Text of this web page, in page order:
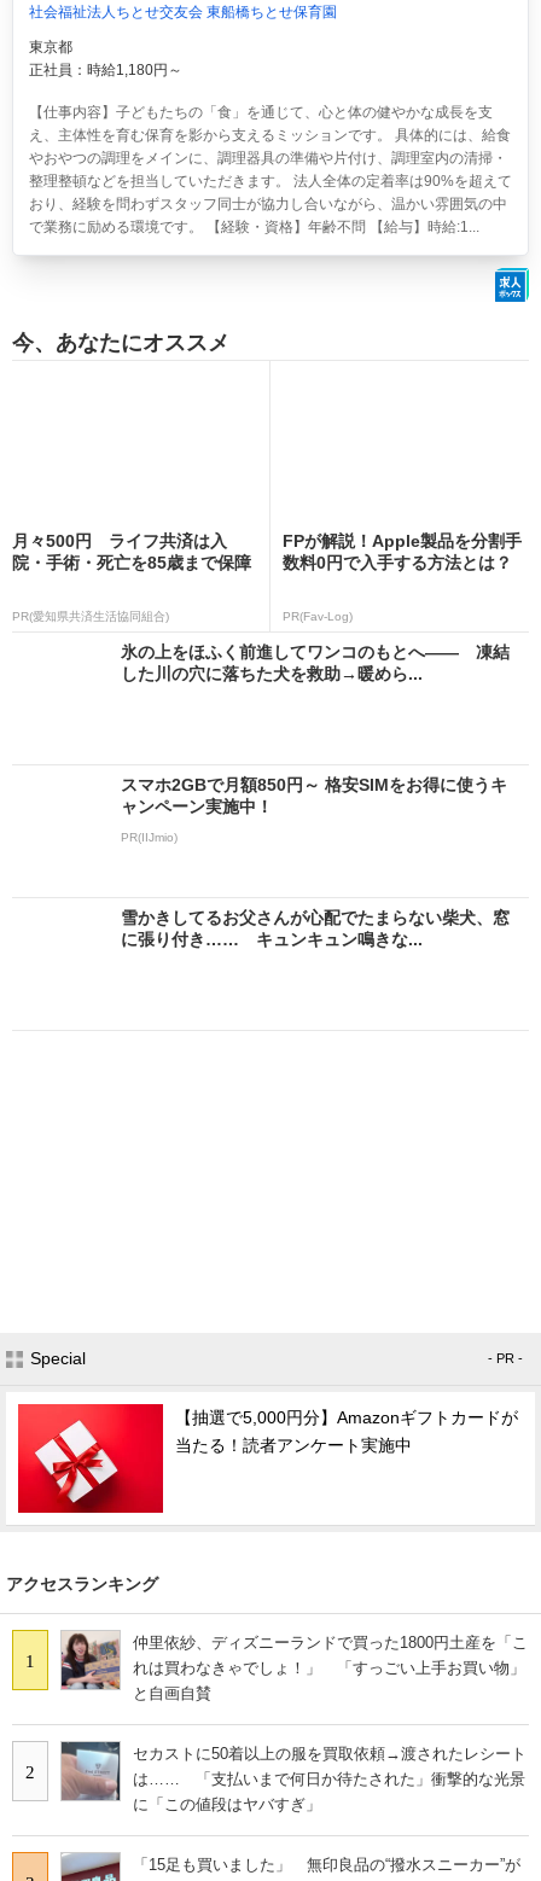
社会福祉法人ちとせ交友会 東船橋ちとせ保育園
東京都
正社員：時給1,180円～
【仕事内容】子どもたちの「食」を通じて、心と体の健やかな成長を支
え、主体性を育む保育を影から支えるミッションです。 具体的には、給食
やおやつの調理をメインに、調理器具の準備や片付け、調理室内の清掃・
整理整頓などを担当していただきます。 法人全体の定着率は90%を超えて
おり、経験を問わずスタッフ同士が協力し合いながら、温かい雰囲気の中
で業務に励める環境です。 【経験・資格】年齢不問 【給与】時給:1...
今、あなたにオススメ
月々500円 ライフ共済は入
院・手術・死亡を85歳まで保障
PR(愛知県共済生活協同組合)
FPが解説！Apple製品を分割手
数料0円で入手する方法とは？
PR(Fav-Log)
氷の上をほふく前進してワンコのもとへ―― 凍結
した川の穴に落ちた犬を救助→暖めら...
スマホ2GBで月額850円～ 格安SIMをお得に使うキ
ャンペーン実施中！
PR(IIJmio)
雪かきしてるお父さんが心配でたまらない柴犬、窓
に張り付き…… キュンキュン鳴きな...
Special - PR -
【抽選で5,000円分】Amazonギフトカードが
当たる！読者アンケート実施中
アクセスランキング
1
仲里依紗、ディズニーランドで買った1800円土産を「こ
れは買わなきゃでしょ！」 「すっごい上手お買い物」
と自画自賛
2
セカストに50着以上の服を買取依頼→渡されたレシート
は…… 「支払いまで何日か待たされた」衝撃的な光景
に「この値段はヤバすぎ」
「15足も買いました」 無印良品の“撥水スニーカー”が